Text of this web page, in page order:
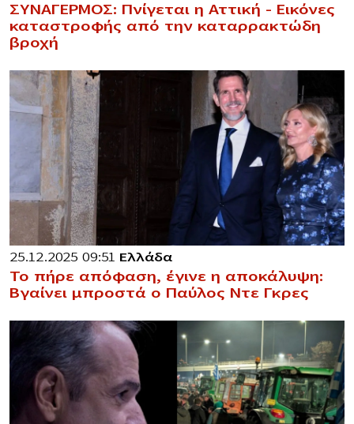
ΣΥΝΑΓΕΡΜΟΣ: Πνίγεται η Αττική – Εικόνες
καταστροφής από την καταρρακτώδη
βροχή
25.12.2025 09:51 Ελλάδα
Το πήρε απόφαση, έγινε η αποκάλυψη:
Βγαίνει μπροστά ο Παύλος Ντε Γκρες